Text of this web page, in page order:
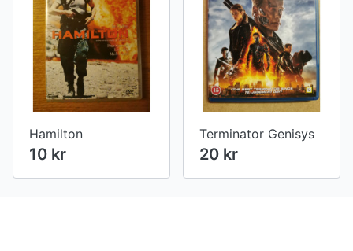
Hamilton
10 kr
Terminator Genisys
20 kr